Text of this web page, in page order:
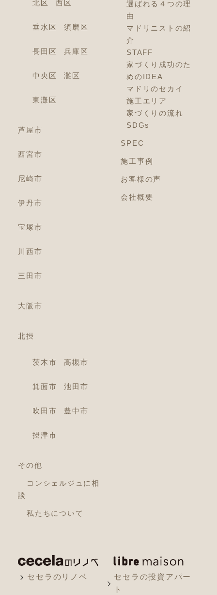
北区 西区
垂水区 須磨区
長田区 兵庫区
中央区 灘区
東灘区
芦屋市
西宮市
尼崎市
伊丹市
宝塚市
川西市
三田市
大阪市
北摂
茨木市 高槻市
箕面市 池田市
吹田市 豊中市
摂津市
その他
コンシェルジュに相
談
私たちについて
選ばれる４つの理
由
マドリニストの紹
介
STAFF
家づくり成功のた
めのIDEA
マドリのセカイ
施工エリア
家づくりの流れ
SDGs
SPEC
施工事例
お客様の声
会社概要
セセラのリノベ
セセラの投資アパー
ト